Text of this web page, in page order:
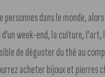
dans le monde,
week-end, la culture,
de déguster du thé au
acheter bijoux et